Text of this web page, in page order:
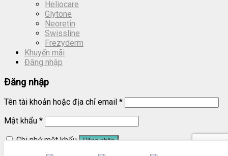
Heliocare
Glytone
Neoretin
Swissline
Frezyderm
Khuyến mãi
Đăng nhập
Đăng nhập
Tên tài khoản hoặc địa chỉ email *
Mật khẩu *
Ghi nhớ mật khẩu
Đăng nhập